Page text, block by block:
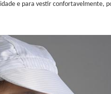
e para vestir confortavelmente,